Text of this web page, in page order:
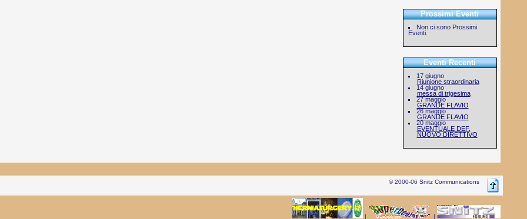
Prossimi Eventi
Non ci sono Prossimi
Eventi.
Eventi Recenti
17 giugno
Riunione straordinaria
14 giugno
messa di trigesima
27 maggio
GRANDE FLAVIO
26 maggio
GRANDE FLAVIO
20 maggio
EVENTUALE DEF.
NUOVO DIRETTIVO
© 2000-06 Snitz Communications
| |